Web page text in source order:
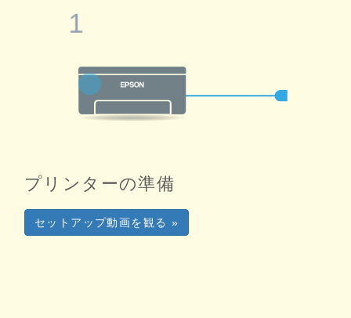
プリンターの準備
セットアップ動画を観る »